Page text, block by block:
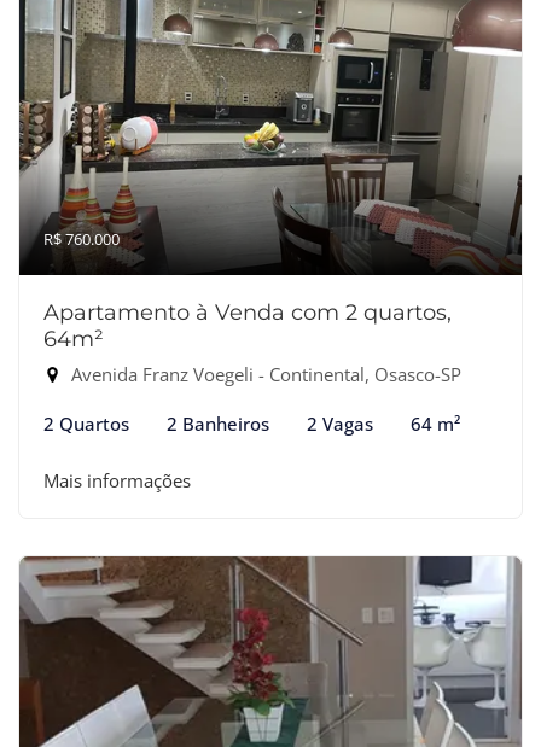
R$ 760.000
Apartamento à Venda com 2 quartos,
64m²
Avenida Franz Voegeli - Continental, Osasco-SP
2 Quartos 2 Banheiros 2 Vagas 64 m²
Mais informações